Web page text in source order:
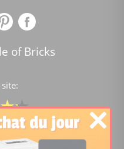
of Bricks
prix Lego
notes